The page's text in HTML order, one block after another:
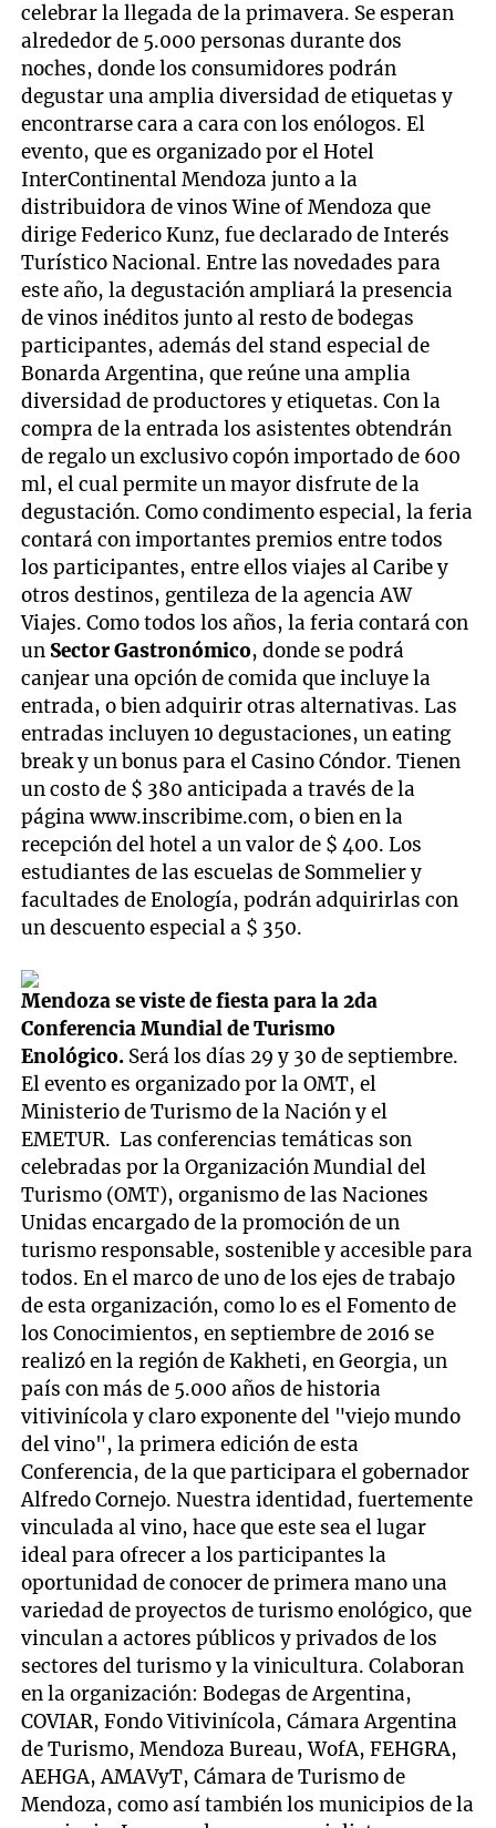
celebrar la llegada de la primavera. Se esperan
alrededor de 5.000 personas durante dos
noches, donde los consumidores podrán
degustar una amplia diversidad de etiquetas y
encontrarse cara a cara con los enólogos. El
evento, que es organizado por el Hotel
InterContinental Mendoza junto a la
distribuidora de vinos Wine of Mendoza que
dirige Federico Kunz, fue declarado de Interés
Turístico Nacional. Entre las novedades para
este año, la degustación ampliará la presencia
de vinos inéditos junto al resto de bodegas
participantes, además del stand especial de
Bonarda Argentina, que reúne una amplia
diversidad de productores y etiquetas. Con la
compra de la entrada los asistentes obtendrán
de regalo un exclusivo copón importado de 600
ml, el cual permite un mayor disfrute de la
degustación. Como condimento especial, la feria
contará con importantes premios entre todos
los participantes, entre ellos viajes al Caribe y
otros destinos, gentileza de la agencia AW
Viajes. Como todos los años, la feria contará con
un Sector Gastronómico, donde se podrá
canjear una opción de comida que incluye la
entrada, o bien adquirir otras alternativas. Las
entradas incluyen 10 degustaciones, un eating
break y un bonus para el Casino Cóndor. Tienen
un costo de $ 380 anticipada a través de la
página www.inscribime.com, o bien en la
recepción del hotel a un valor de $ 400. Los
estudiantes de las escuelas de Sommelier y
facultades de Enología, podrán adquirirlas con
un descuento especial a $ 350.
Mendoza se viste de fiesta para la 2da
Conferencia Mundial de Turismo
Enológico. Será los días 29 y 30 de septiembre.
El evento es organizado por la OMT, el
Ministerio de Turismo de la Nación y el
EMETUR. Las conferencias temáticas son
celebradas por la Organización Mundial del
Turismo (OMT), organismo de las Naciones
Unidas encargado de la promoción de un
turismo responsable, sostenible y accesible para
todos. En el marco de uno de los ejes de trabajo
de esta organización, como lo es el Fomento de
los Conocimientos, en septiembre de 2016 se
realizó en la región de Kakheti, en Georgia, un
país con más de 5.000 años de historia
vitivinícola y claro exponente del "viejo mundo
del vino", la primera edición de esta
Conferencia, de la que participara el gobernador
Alfredo Cornejo. Nuestra identidad, fuertemente
vinculada al vino, hace que este sea el lugar
ideal para ofrecer a los participantes la
oportunidad de conocer de primera mano una
variedad de proyectos de turismo enológico, que
vinculan a actores públicos y privados de los
sectores del turismo y la vinicultura. Colaboran
en la organización: Bodegas de Argentina,
COVIAR, Fondo Vitivinícola, Cámara Argentina
de Turismo, Mendoza Bureau, WofA, FEHGRA,
AEHGA, AMAVyT, Cámara de Turismo de
Mendoza, como así también los municipios de la